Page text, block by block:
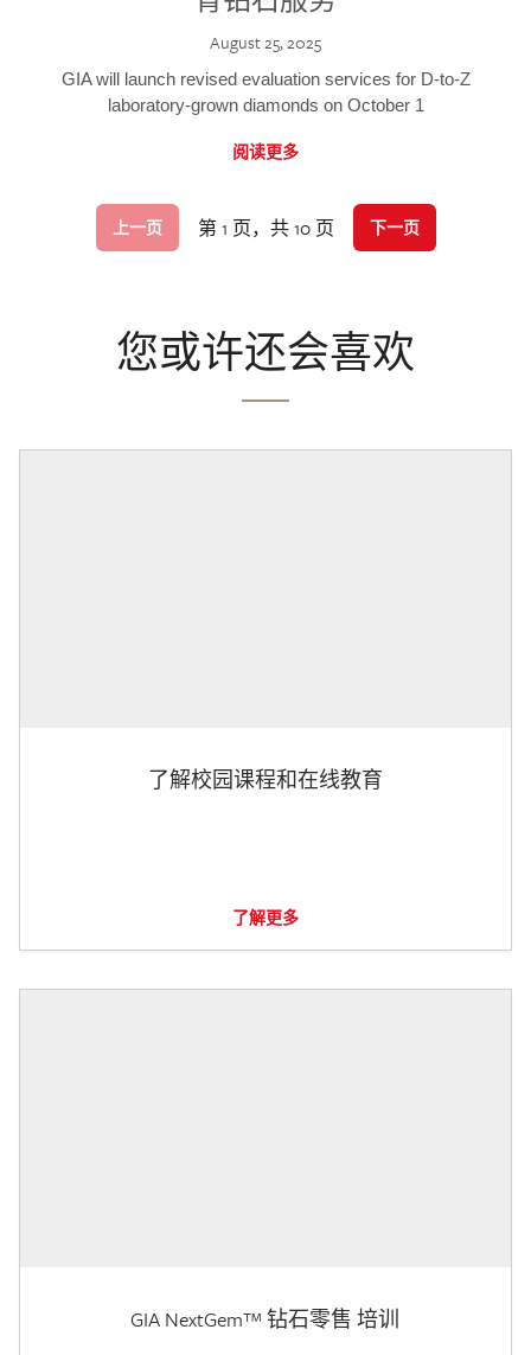
August 25, 2025
GIA will launch revised evaluation services for D-to-Z
laboratory-grown diamonds on October 1
阅读更多
上一页 第 1 页，共 10 页 下一页
您或许还会喜欢
了解校园课程和在线教育
了解更多
GIA NextGem™ 钻石零售 培训